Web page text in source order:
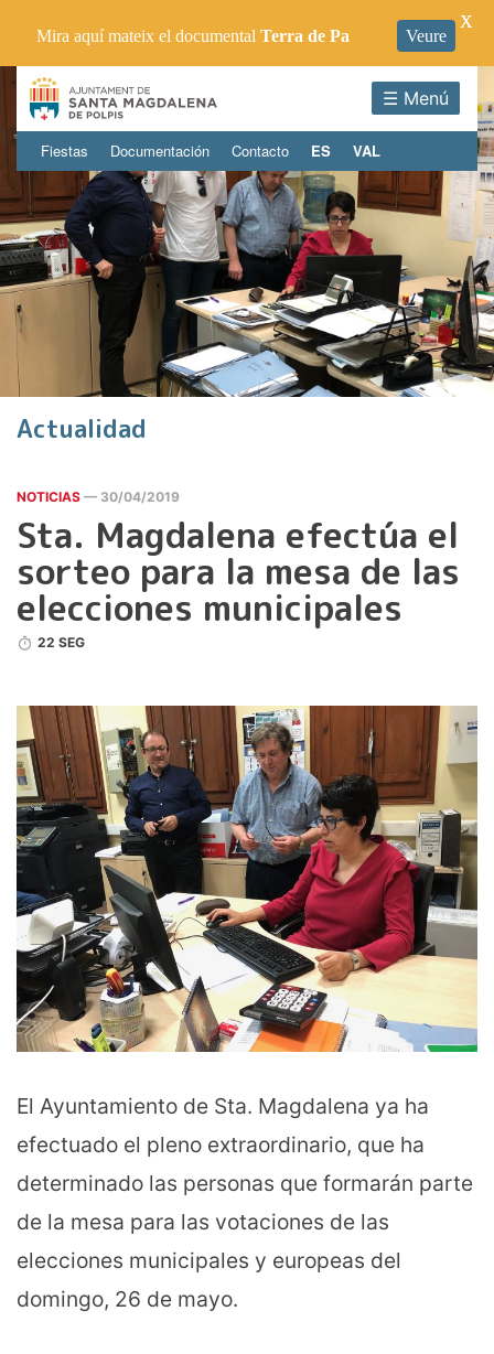
☰ Menú
Fiestas Documentación Contacto ES VAL
Actualidad
NOTICIAS — 30/04/2019
Sta. Magdalena efectúa el
sorteo para la mesa de las
elecciones municipales
22 SEG
El Ayuntamiento de Sta. Magdalena ya ha
efectuado el pleno extraordinario, que ha
determinado las personas que formarán parte
de la mesa para las votaciones de las
elecciones municipales y europeas del
domingo, 26 de mayo.
Mira aquí mateix el documental Terra de Pa Veure
X